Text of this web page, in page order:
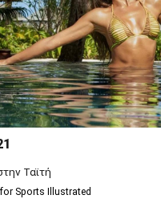
Ταϊτή
Sports Illustrated